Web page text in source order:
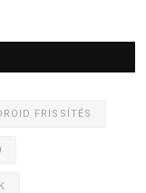
FRISSÍTÉS